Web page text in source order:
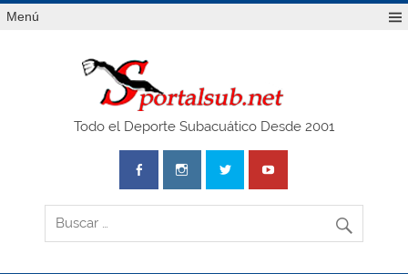
Saltar
alMenú
Todo el Deporte Subacuático Desde 2001